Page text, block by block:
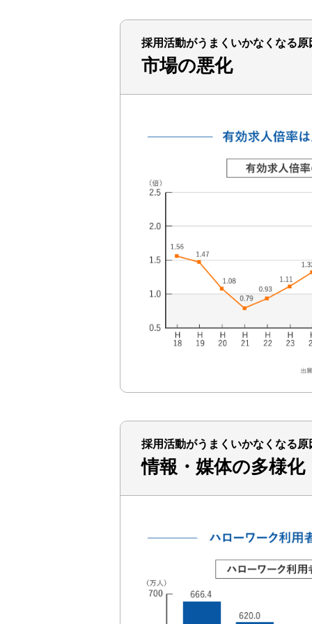
採用活動がうまくいかなくなる
市場の悪化
採用活動がうまくいかなくなる
情報・媒体の多様化